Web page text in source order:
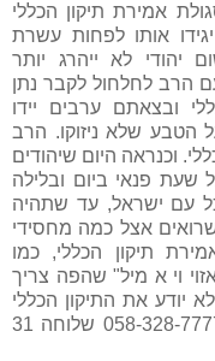
אמירת תיקון הכללי
אותו לפחות עשרת
יהודי לא ייהרג יותר
הרב לחלחול לקבר נתן
ובצאתם ערבים יידו
הטבע שלא ניזוקו. הרב
וכנראה היום שיהודים
שעת פנאי ביום ובלילה
עם ישראל, עד שתהיה
אצל כמה מחסידי
תיקון הכללי, כמו
וי א מיל" שהפה צריך
יודע את התיקון הכללי
בעל פה יכול להקשיב דרך קו המידע 058-328-7777 שלוחה 31